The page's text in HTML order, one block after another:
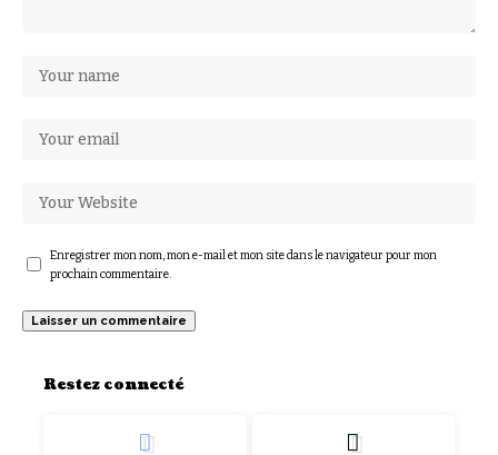
Enregistrer mon nom, mon e-mail et mon site dans le navigateur pour mon
prochain commentaire.
Restez connecté